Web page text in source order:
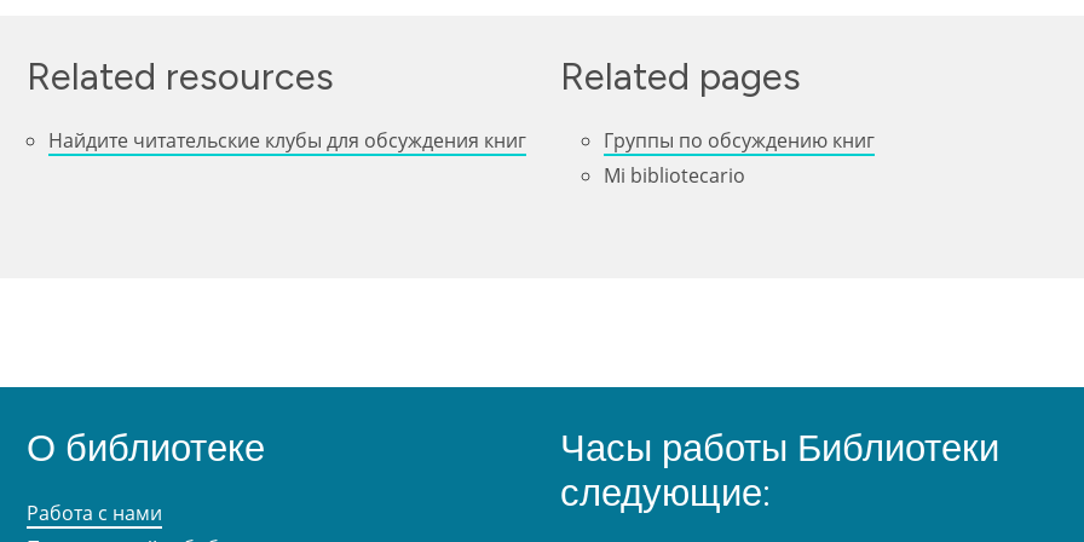
Related resources
Найдите читательские клубы для обсуждения книг
Related pages
Группы по обсуждению книг
Mi bibliotecario
О библиотеке
Работа с нами
Часы работы Библиотеки
следующие: